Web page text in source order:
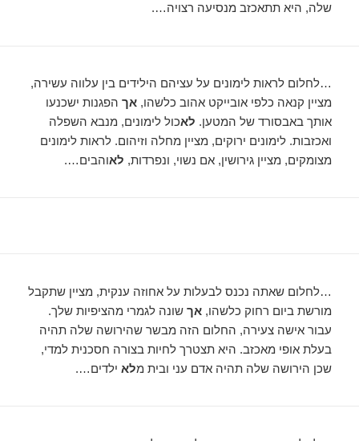
שלה, היא תתאכזב מנסיעה רצויה….
…לחלום לראות לימונים על עציהם הילידים בין עלווה עשירה,
מציין קנאה כלפי אובייקט אהוב כלשהו, ​​אך הפגנות ישכנעו
אותך באבסורד של המטען. לאכול לימונים, מנבא השפלה
ואכזבות. לימונים ירוקים, מציין מחלה וזיהום. לראות לימונים
מצומקים, מציין גירושין, אם נשוי, ונפרדות, לאוהבים….
…לחלום שאתה נכנס לבעלות על אחוזה ענקית, מציין שתקבל
מורשת ביום רחוק כלשהו, ​​אך שונה לגמרי מהציפיות שלך.
עבור אישה צעירה, החלום הזה מבשר שהירושה שלה תהיה
בעלת אופי מאכזב. היא תצטרך לחיות בצורה חסכנית למדי,
שכן הירושה שלה תהיה אדם עני ובית מלא ילדים….